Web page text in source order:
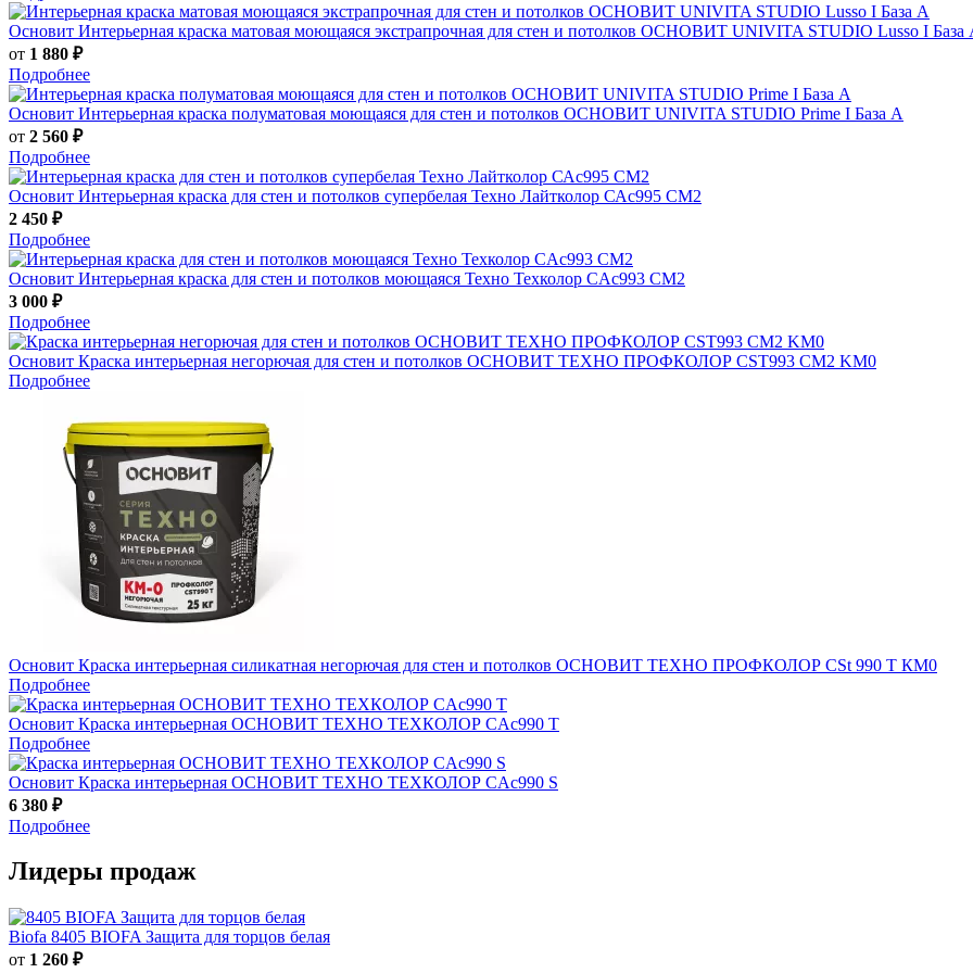
Основит Интерьерная краска матовая моющаяся экстрапрочная для стен и потолков ОСНОВИТ UNIVITA STUDIO Lusso I База
от 1 880 ₽
Подробнее
Основит Интерьерная краска полуматовая моющаяся для стен и потолков ОСНОВИТ UNIVITA STUDIO Prime I База А
от 2 560 ₽
Подробнее
Основит Интерьерная краска для стен и потолков супербелая Техно Лайтколор САс995 СМ2
2 450 ₽
Подробнее
Основит Интерьерная краска для стен и потолков моющаяся Техно Техколор СAc993 СМ2
3 000 ₽
Подробнее
Основит Краска интерьерная негорючая для стен и потолков ОСНОВИТ ТЕХНО ПРОФКОЛОР CST993 CM2 KM0
Подробнее
Основит Краска интерьерная cиликатная негорючая для стен и потолков ОСНОВИТ ТЕХНО ПРОФКОЛОР CSt 990 T КМ0
Подробнее
Основит Краска интерьерная ОСНОВИТ ТЕХНО ТЕХКОЛОР CAc990 T
Подробнее
Основит Краска интерьерная ОСНОВИТ ТЕХНО ТЕХКОЛОР CAc990 S
6 380 ₽
Подробнее
Лидеры продаж
Biofa 8405 BIOFA Защита для торцов белая
от 1 260 ₽